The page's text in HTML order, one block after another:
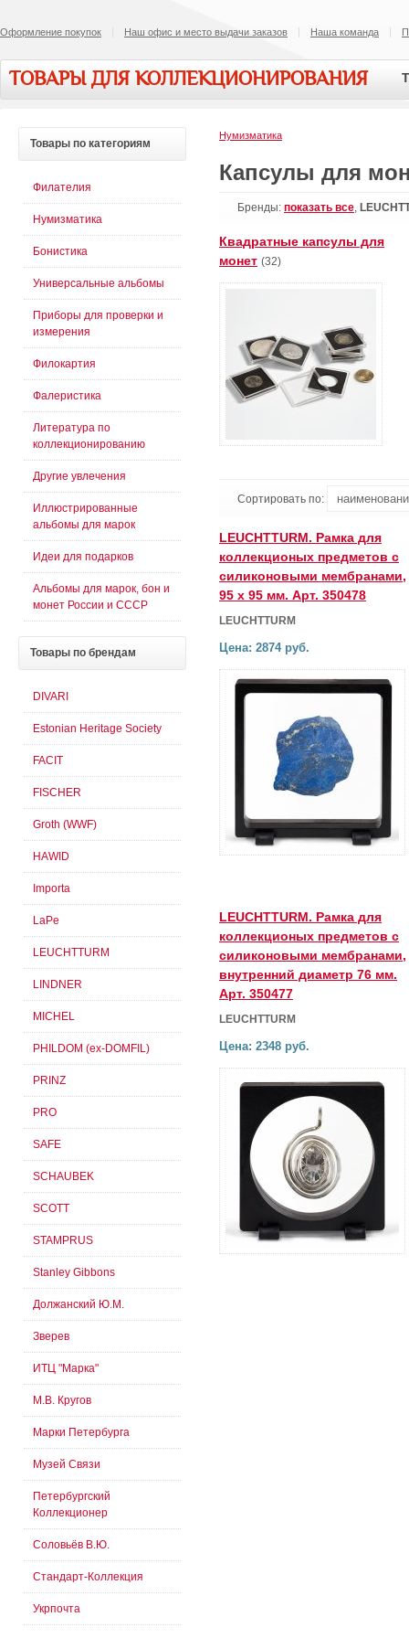
Оформление покупок Наш офис и место выдачи заказов Наша команда
ТОВАРЫ ДЛЯ КОЛЛЕКЦИОНИРОВАНИЯ
Нумизматика
Капсулы для
Бренды: показать все,
Квадратные капсулы для
монет (32)
Сортировать по:
LEUCHTTURM. Рамка для
коллекционых предметов с
силиконовыми мембранами,
95 х 95 мм. Арт. 350478
LEUCHTTURM
Цена: 2874 руб.
LEUCHTTURM. Рамка для
коллекционых предметов с
силиконовыми мембранами,
внутренний диаметр 76 мм.
Арт. 350477
LEUCHTTURM
Цена: 2348 руб.
Товары по категориям
Филателия
Нумизматика
Бонистика
Универсальные альбомы
Приборы для проверки и
измерения
Филокартия
Фалеристика
Литература по
коллекционированию
Другие увлечения
Иллюстрированные
альбомы для марок
Идеи для подарков
Альбомы для марок, бон и
монет России и СССР
Товары по брендам
DIVARI
Estonian Heritage Society
FACIT
FISCHER
Groth (WWF)
HAWID
Importa
LaPe
LEUCHTTURM
LINDNER
MICHEL
PHILDOM (ex-DOMFIL)
PRINZ
PRO
SAFE
SCHAUBEK
SCOTT
STAMPRUS
Stanley Gibbons
Должанский Ю.М.
Зверев
ИТЦ "Марка"
М.В. Кругов
Марки Петербурга
Музей Связи
Петербургский
Коллекционер
Соловьёв В.Ю.
Стандарт-Коллекция
Укрпочта